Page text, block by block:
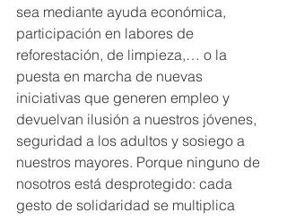
sea mediante ayuda económica,
participación en labores de
reforestación, de limpieza,… o la
puesta en marcha de nuevas
iniciativas que generen empleo y
devuelvan ilusión a nuestros jóvenes,
seguridad a los adultos y sosiego a
nuestros mayores. Porque ninguno de
nosotros está desprotegido: cada
gesto de solidaridad se multiplica